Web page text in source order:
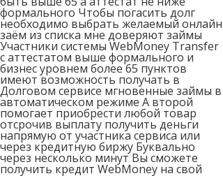
формального Чтобы погасить долг
необходимо выбрать желаемый онлайн
заём из списка мне доверяют займы
Участники системы WebMoney Transfer
с аттестатом выше формального и
бизнес уровнем более 65 пунктов
имеют возможность получать в
Долговом сервисе мгновенные займы в
автоматическом режиме А второй
помогает приобрести любой товар
отсрочив выплату получить деньги
напрямую от участника сервиса или
через кредитную биржу Буквально
через несколько минут Вы сможете
получить кредит WebMoney на свой